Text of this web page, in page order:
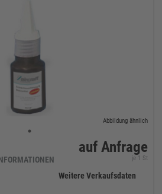
Abbildung ähnlich
auf Anfrage
je 1 St
Weitere Verkaufsdaten